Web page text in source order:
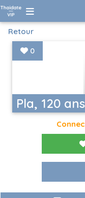
Retour
Pla, 120 ans
0